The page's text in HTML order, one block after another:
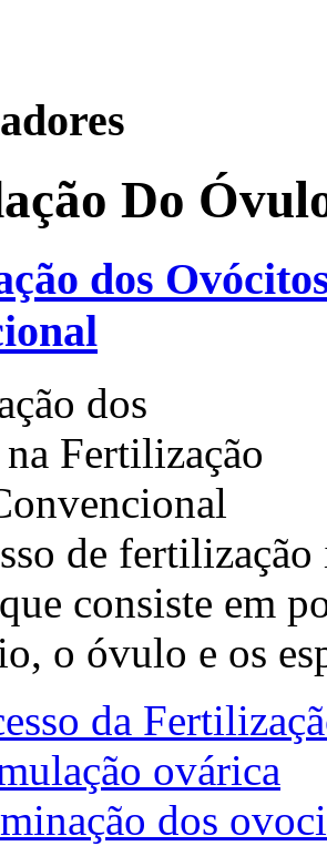
Do
dos
de
consiste em
o óvulo e os
da
ovárica
dos